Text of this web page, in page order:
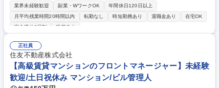
営やアルバイト管理、地域連携まで幅広い業務をお任せします。アートを
より多くの人へ届けるミュージアム作りに携われます。 ■展覧会運営、受
付・動線などのオペレーション設計 ■チケットシステム運用、アルバイト
覧会集客に向けたマーケティング施策の企画・実行 ■アートイベントの企
画・運営サポート、協賛営業 ■地域連携施策の推進や天王洲エリアの文化
発信 等 募集職種 【WHAT MUSEUM運営】未経験からアート業界へ/年休1
24日/週1日リモート可
業界未経験歓迎 副業・WワークOK
年間休日120日以上
月平均残業時間20時間以内
転勤なし 時短勤務あり 退職金あり
在宅OK
完全週休2日制
服装自由
正社員
住友不動産株式会社
【高級賃貸マンションのフロントマネージャー】未経験
歓迎/土日祝休み マンション/ビル管理人